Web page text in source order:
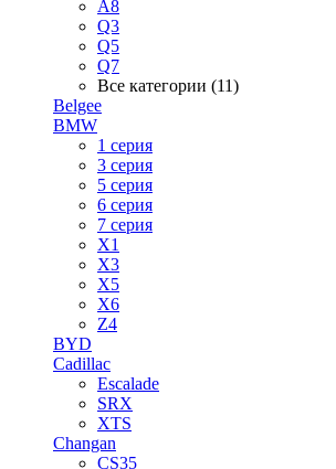
A8
Q3
Q5
Q7
Все категории (11)
Belgee
BMW
1 серия
3 серия
5 серия
6 серия
7 серия
X1
X3
X5
X6
Z4
BYD
Cadillac
Escalade
SRX
XTS
Changan
CS35